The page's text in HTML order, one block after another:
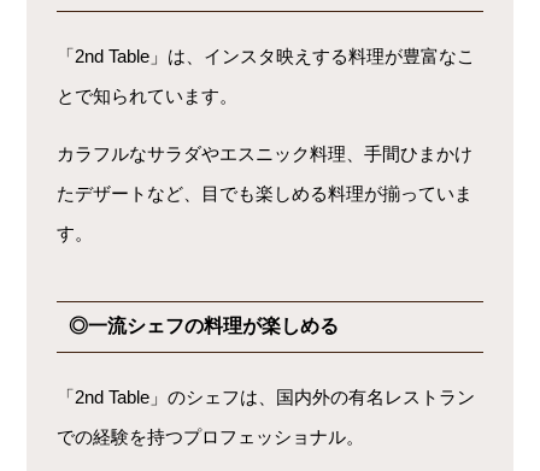
「2nd Table」は、インスタ映えする料理が豊富なこ
とで知られています。
カラフルなサラダやエスニック料理、手間ひまかけ
たデザートなど、目でも楽しめる料理が揃っていま
す。
◎一流シェフの料理が楽しめる
「2nd Table」のシェフは、国内外の有名レストラン
での経験を持つプロフェッショナル。